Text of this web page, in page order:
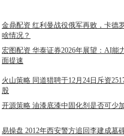
金鼎配资 红利曼战役俄军再败，卡德
啥情况？
宏图配资 华泰证券2026年展望：AI能
面提速
火山策略 同道猎聘于12月24日斥资
股
开源策略 油漆底漆中固化剂是否可少
易操盘 2012年西安警方追回李建成墓